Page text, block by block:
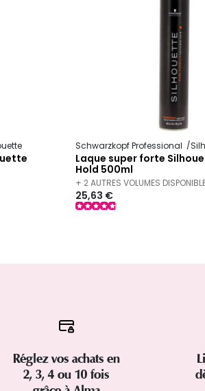
Schwarzkopf Professional
Laque super forte
Hold 500ml
+ 2 AUTRES VOLUMES
25,63 €
Réglez vos achats en
2, 3, 4 ou 10 fois